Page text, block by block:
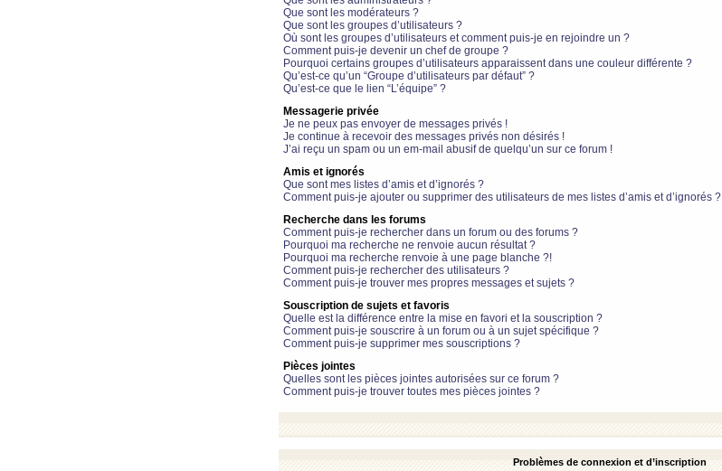
Que sont les modérateurs ?
Que sont les groupes d’utilisateurs ?
Où sont les groupes d’utilisateurs et comment puis-je en rejoindre un ?
Comment puis-je devenir un chef de groupe ?
Pourquoi certains groupes d’utilisateurs apparaissent dans une couleur différente ?
Qu’est-ce qu’un “Groupe d’utilisateurs par défaut” ?
Qu’est-ce que le lien “L’équipe” ?
Messagerie privée
Je ne peux pas envoyer de messages privés !
Je continue à recevoir des messages privés non désirés !
J’ai reçu un spam ou un em-mail abusif de quelqu’un sur ce forum !
Amis et ignorés
Que sont mes listes d’amis et d’ignorés ?
Comment puis-je ajouter ou supprimer des utilisateurs de mes listes d’amis et d’ignorés ?
Recherche dans les forums
Comment puis-je rechercher dans un forum ou des forums ?
Pourquoi ma recherche ne renvoie aucun résultat ?
Pourquoi ma recherche renvoie à une page blanche ?!
Comment puis-je rechercher des utilisateurs ?
Comment puis-je trouver mes propres messages et sujets ?
Souscription de sujets et favoris
Quelle est la différence entre la mise en favori et la souscription ?
Comment puis-je souscrire à un forum ou à un sujet spécifique ?
Comment puis-je supprimer mes souscriptions ?
Pièces jointes
Quelles sont les pièces jointes autorisées sur ce forum ?
Comment puis-je trouver toutes mes pièces jointes ?
Problèmes de connexion et d’inscription